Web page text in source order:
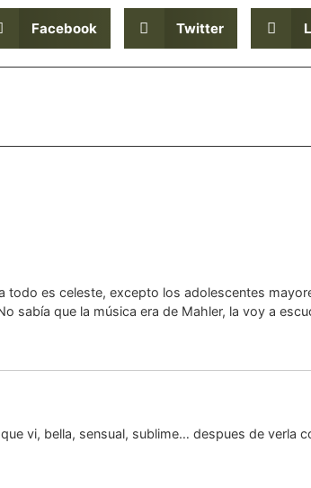
Facebook Twitter
todo es celeste, excepto los adolescentes
sabía que la música era de Mahler, la voy a
vi, bella, sensual, sublime… despues de verla